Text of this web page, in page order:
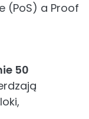
(PoS) a Proof
50